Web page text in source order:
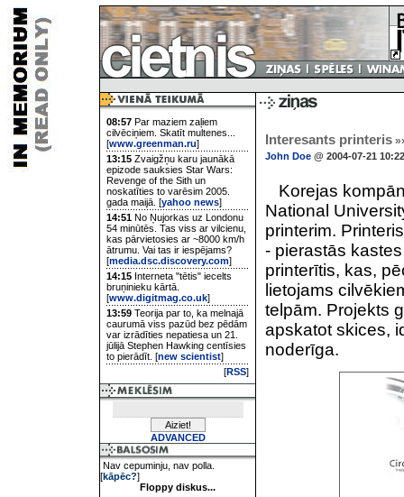
08:57 Par maziem zaļiem
cilvēciņiem. Skatīt multenes...
[www.greenman.ru]
13:15 Zvaigžņu karu jaunākā
epizode sauksies Star Wars:
Revenge of the Sith un
noskatīties to varēsim 2005.
gada maijā. [yahoo news]
14:51 No Ņujorkas uz Londonu
54 minūtēs. Tas viss ar vilcienu,
kas pārvietosies ar ~8000 km/h
ātrumu. Vai tas ir iespējams?
[media.dsc.discovery.com]
14:15 Interneta "tētis" iecelts
bruņinieku kārtā.
[www.digitmag.co.uk]
13:59 Teorija par to, ka melnajā
caurumā viss pazūd bez pēdām
var izrādīties nepatiesa un 21.
jūlijā Stephen Hawking centīsies
to pierādīt. [new scientist]
[RSS]
ADVANCED
Nav cepuminju, nav polla.
[kāpēc?]
Floppy diskus...
Interesants printeris
John Doe @ 2004-07-21 10:22
Korejas
National
printerim.
- pierastās
printerītis, kas,
lietojams
telpām. Projekts
apskatot skices,
noderīga.